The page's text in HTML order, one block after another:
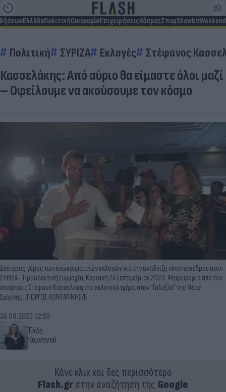
ΕλλάδαΠολιτικήΟικονομίαΕπιχειρήσειςΚόσμοςΣπορShowbizWeekend
Πολιτική ΣΥΡΙΖΑ Εκλογές Στέφανος
Κασσελάκης: Από αύριο θα είμαστε όλοι μαζί
– Οφείλουμε να ακούσουμε τον κόσμο
Δεύτερος γύρος των εσωκομματικών εκλογών για την ανάδειξη νέου προέδρου στον
ΣΥΡΙΖΑ - Προοδευτική Συμμαχία, Κυριακή 24 Σεπτεμβρίου 2023. Ψηφοφορία από τον
υποψήφιο Στέφανο Κασσελάκη στο εκλογικό τμήμα στον "Γαλαξία" της Νέας
Σμύρνης. (ΓΙΩΡΓΟΣ ΚΟΝΤΑΡΙΝΗΣ/E
Έλλη
Κομνηνού
24.09.2023 12:53
Κάνε κλικ και δες περισσότερο
Flash.grστην αναζήτηση της Google